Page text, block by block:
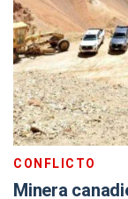
CONFLICTO
Minera